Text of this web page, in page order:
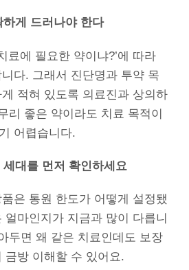
게 드러나야 한다
료에 필요한 약이냐?’에 따라
다. 그래서 진단명과 투약 목
적혀 있도록 의료진과 상의하
리 좋은 약이라도 치료 목적이
어렵습니다.
대를 먼저 확인하세요
은 통원 한도가 어떻게 설정됐
마인지가 지금과 많이 다릅니
두면 왜 같은 치료인데도 보장
금방 이해할 수 있어요.